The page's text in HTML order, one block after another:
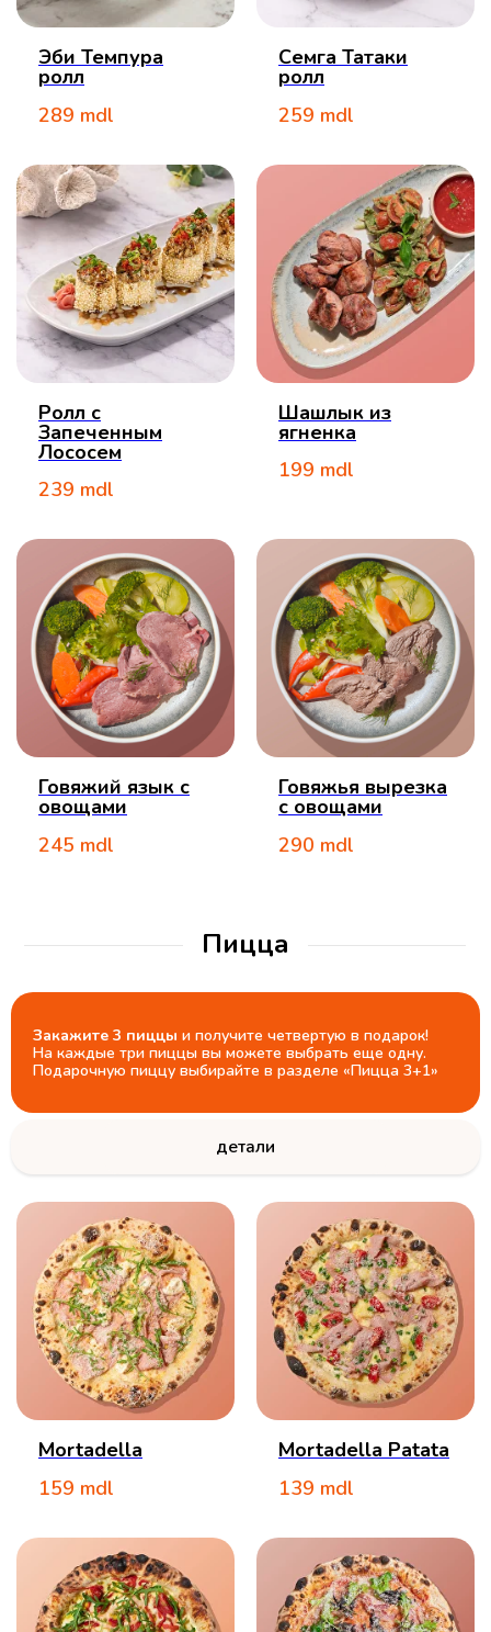
Эби Темпура
ролл
289 mdl
Семга Татаки
ролл
259 mdl
Ролл с
Запеченным
Лососем
239 mdl
Шашлык из
ягненка
199 mdl
Говяжий язык с
овощами
245 mdl
Говяжья вырезка
с овощами
290 mdl
Пицца
Закажите 3 пиццы и получите четвертую в подарок!
На каждые три пиццы вы можете выбрать еще одну.
Подарочную пиццу выбирайте в разделе «Пицца 3+1»
детали
Mortadella
159 mdl
Mortadella Patata
139 mdl